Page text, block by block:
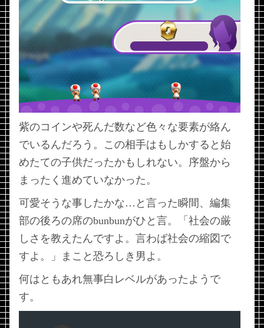
世界中のプレイヤーとクールさを競う
キノコ王国を作るモード
紫のコインや死んだ数など色々な要素が絡ん
でいるんだろう。この相手はもしかすると始
めたての子供だったかもしれない。序盤から
まったく進めていなかった。
可愛そうな事したかな…と言った瞬間、編集
部の後ろの席のbunbunがひと言。「社会の厳
しさを教えたんですよ。言わば社会の縮図で
すよ。」まこと恐ろしき男よ。
何はともあれ無事白レベルがあったようで
す。